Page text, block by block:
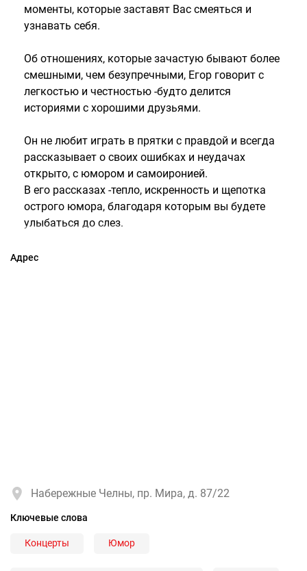
моменты, которые заставят Вас смеяться и
узнавать себя.
Об отношениях, которые зачастую бывают более
смешными, чем безупречными, Егор говорит с
легкостью и честностью -будто делится
историями с хорошими друзьями.
Он не любит играть в прятки с правдой и всегда
рассказывает о своих ошибках и неудачах
открыто, с юмором и самоиронией.
В его рассказах -тепло, искренность и щепотка
острого юмора, благодаря которым вы будете
улыбаться до слез.
Адрес
Набережные Челны, пр. Мира, д. 87/22
Ключевые слова
Концерты Юмор